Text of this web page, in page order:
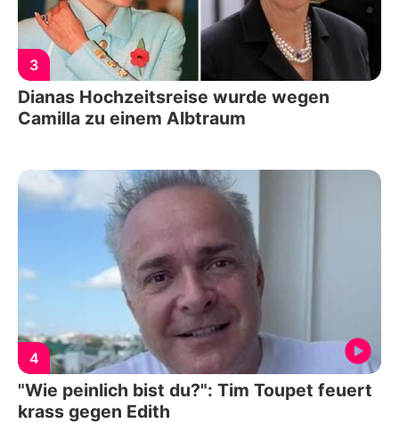
3
Dianas Hochzeitsreise wurde wegen
Camilla zu einem Albtraum
4
"Wie peinlich bist du?": Tim Toupet feuert
krass gegen Edith